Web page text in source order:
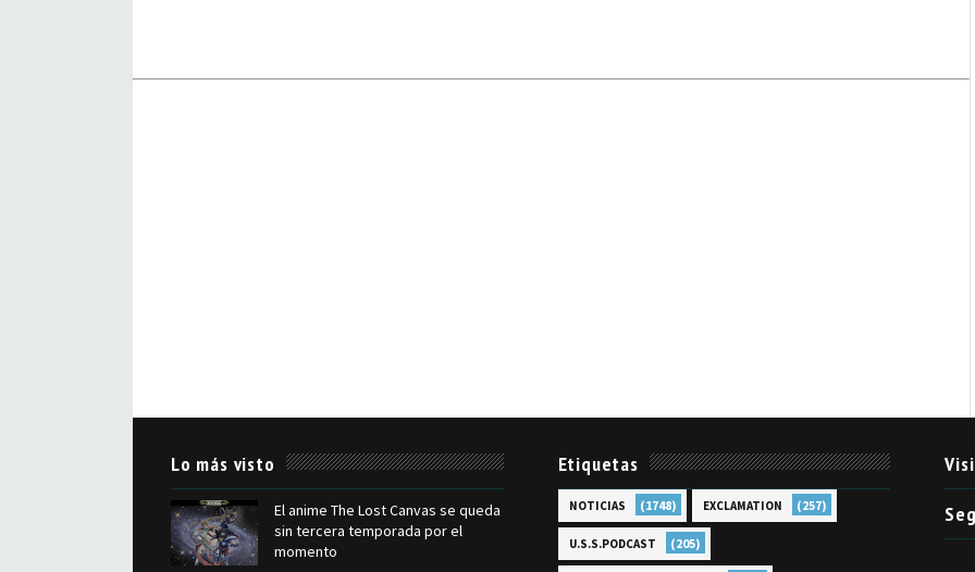
Lo más visto
El anime The Lost Canvas se queda
sin tercera temporada por el
momento
Etiquetas
NOTICIAS (1748) EXCLAMATION (257)
U.S.S.PODCAST (205)